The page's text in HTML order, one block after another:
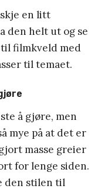
en litt
den helt ut og se
filmkveld med
til temaet.
å gjøre, men
mye på at det er
masse greier
for lenge siden.
den stilen til